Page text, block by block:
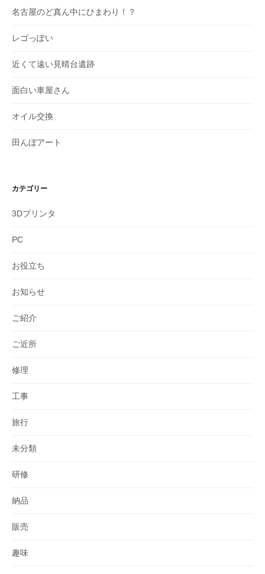
名古屋のど真ん中にひまわり！？
レゴっぽい
近くて遠い見晴台遺跡
面白い車屋さん
オイル交換
田んぼアート
カテゴリー
3Dプリンタ
PC
お役立ち
お知らせ
ご紹介
ご近所
修理
工事
旅行
未分類
研修
納品
販売
趣味